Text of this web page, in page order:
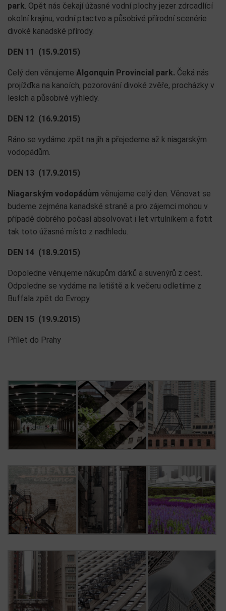
park. Opět nás čekají úžasné vodní plochy jezer zdrcadlící
okolní krajinu, vodní ptactvo a působivé přírodní scenérie
divoké kanadské přírody.
DEN 11 (15.9.2015)
Celý den věnujeme Algonquin Provincial park. Čeká nás
projížďka na kanoích, pozorování divoké zvěře, procházky v
lesích a působivé výhledy.
DEN 12 (16.9.2015)
Ráno se vydáme zpět na jih a přejedeme až k niagarským
vodopádům.
DEN 13 (17.9.2015)
Niagarským vodopádům věnujeme celý den. Věnovat se
budeme zejména kanadské straně a pro zájemci mohou v
případě dobrého počasí absolvovat i let vrtulníkem a fotit
tak toto úžasné místo z nadhledu.
DEN 14 (18.9.2015)
Dopoledne věnujeme nákupům dárků a suvenýrů z cest.
Odpoledne se vydáme na letiště a k večeru odletíme z
Buffala zpět do Evropy.
DEN 15 (19.9.2015)
Přílet do Prahy